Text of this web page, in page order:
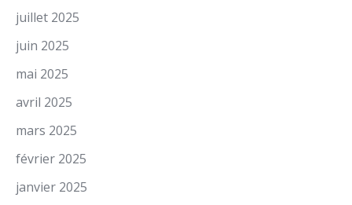
juillet 2025
juin 2025
mai 2025
avril 2025
mars 2025
février 2025
janvier 2025